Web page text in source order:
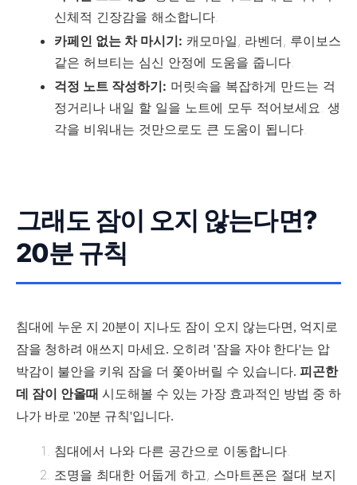
신체적 긴장감을 해소합니다.
카페인 없는 차 마시기: 캐모마일, 라벤더, 루이보스
같은 허브티는 심신 안정에 도움을 줍니다.
걱정 노트 작성하기: 머릿속을 복잡하게 만드는 걱
정거리나 내일 할 일을 노트에 모두 적어보세요. 생
각을 비워내는 것만으로도 큰 도움이 됩니다.
그래도 잠이 오지 않는다면?
20분 규칙
침대에 누운 지 20분이 지나도 잠이 오지 않는다면, 억지로
잠을 청하려 애쓰지 마세요. 오히려 '잠을 자야 한다'는 압
박감이 불안을 키워 잠을 더 쫓아버릴 수 있습니다. 피곤한
데 잠이 안올때 시도해볼 수 있는 가장 효과적인 방법 중 하
나가 바로 '20분 규칙'입니다.
침대에서 나와 다른 공간으로 이동합니다.
조명을 최대한 어둡게 하고, 스마트폰은 절대 보지